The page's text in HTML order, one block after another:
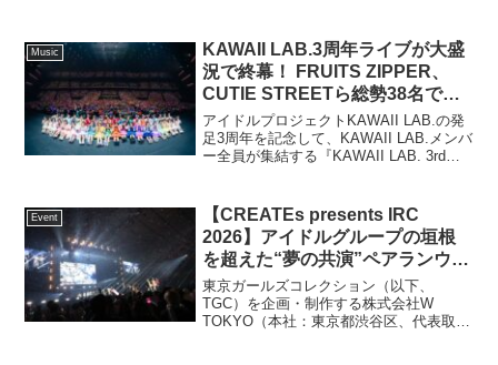
を突破し、さらにTikTok...
Music
KAWAII LAB.3周年ライブが大盛
況で終幕！ FRUITS ZIPPER、
CUTIE STREETら総勢38名で
「わたしの一番かわいいところ」
をパフォーマンス
アイドルプロジェクトKAWAII LAB.の発
足3周年を記念して、KAWAII LAB.メンバ
ー全員が集結する『KAWAII LAB. 3rd
Event
【CREATEs presents IRC
2026】アイドルグループの垣根
を超えた“夢の共演”ペアランウェ
イや『ゼンレスゾーンゼロ』との
コラボステージなど、スペシャル
コンテンツ実施！Vol.2
東京ガールズコレクション（以下、
TGC）を企画・制作する株式会社W
TOKYO（本社：東京都渋谷区、代表取締